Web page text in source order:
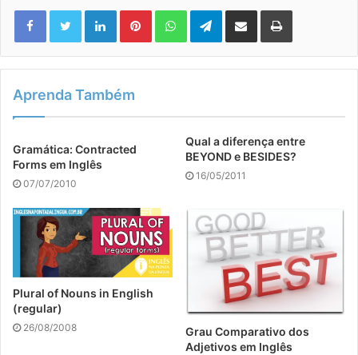
LinkedinPinterestWhatsAppTelegram
Compartilhar via e-mail Imprimir
Aprenda Também
Gramática: Contracted
Forms em Inglês
07/07/2010
Qual a diferença entre
BEYOND e BESIDES?
16/05/2011
Plural of Nouns in English
(regular)
26/08/2008
Grau Comparativo dos
Adjetivos em Inglês